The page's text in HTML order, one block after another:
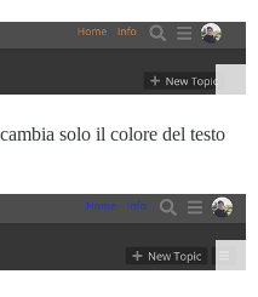
solo il colore del testo